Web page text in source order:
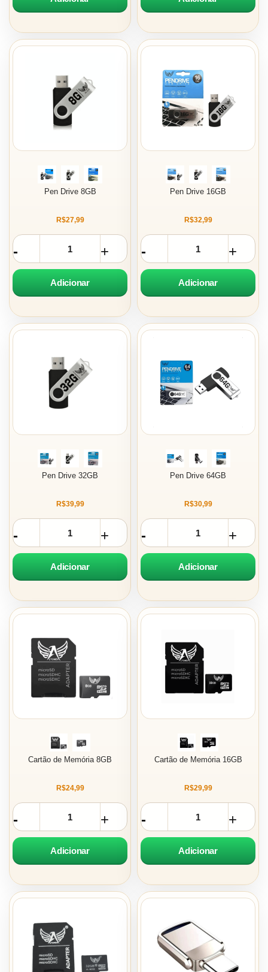
Pen Drive 8GB
R$27,99
Adicionar
Pen Drive 16GB
R$32,99
Adicionar
Pen Drive 32GB
R$39,99
Adicionar
Pen Drive 64GB
R$30,99
Adicionar
Cartão de Memória 8GB
R$24,99
Adicionar
Cartão de Memória 16GB
R$29,99
Adicionar